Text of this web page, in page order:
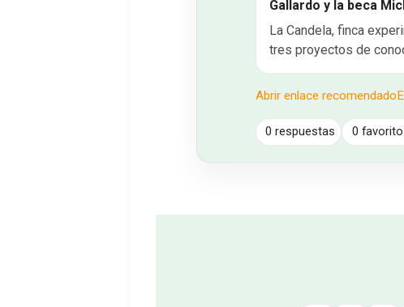
Gallardo y la beca
La Candela, finca
tres proyectos de
Abrir enlace recomendado
0 respuestas 0